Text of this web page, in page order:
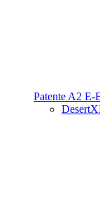
Patente A2 E-
DesertX